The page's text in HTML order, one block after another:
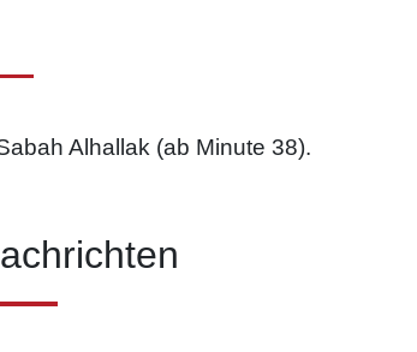
Alhallak (ab Minute 38).